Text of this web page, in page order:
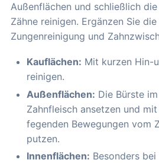
Außenflächen und schließlich
Zähne reinigen. Ergänzen Sie
Zungenreinigung und
Kauflächen: Mit kurzen Hin-
reinigen.
Außenflächen: Die Bürste
Zahnfleisch ansetzen und
fegenden Bewegungen vom
putzen.
Innenflächen: Besonders